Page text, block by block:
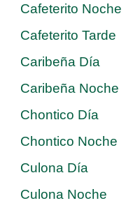
Cafeterito Noche
Cafeterito Tarde
Caribeña Día
Caribeña Noche
Chontico Día
Chontico Noche
Culona Día
Culona Noche